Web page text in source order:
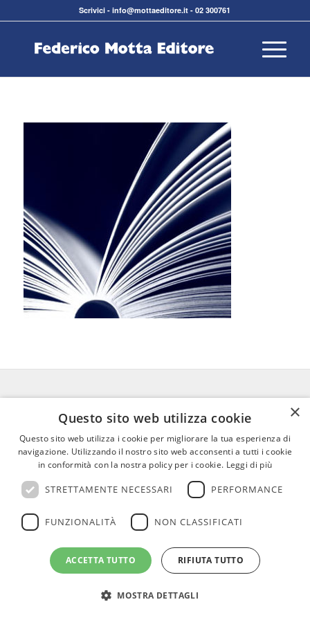
Scrivici -info@mottaeditore.it -02 300761
FEDERICO MOTTA EDITORE
02 300761– info@mottaeditore.it–
08233380966 – Cap.Soc. € 1.000.000 I.V. –
REA MI 2011580
LE OPERE RICONOSCIMENTI PER I CLIENTI
×
Questo sito web utilizza cookie
Questo sito web utilizza i cookie per migliorare la tua esperienza di
navigazione. Utilizzando il nostro sito web acconsenti a tutti i cookie
in conformità con la nostra policy per i cookie. Leggi di più
STRETTAMENTE NECESSARI PERFORMANCE
FUNZIONALITÀ NON CLASSIFICATI
ACCETTA TUTTO RIFIUTA TUTTO
MOSTRA DETTAGLI